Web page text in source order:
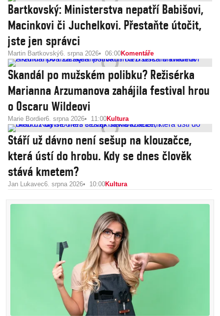
Bartkovský: Ministerstva nepatří Babišovi,
Macinkovi či Juchelkovi. Přestaňte útočit,
jste jen správci
Martin Bartkovský6. srpna 2026 06:00Komentáře
Skandál po mužském polibku? Režisérka
Marianna Arzumanova zahájila festival hrou
o Oscaru Wildeovi
Marie Bordier6. srpna 2026 11:00Kultura
Stáří už dávno není sešup na klouzačce,
která ústí do hrobu. Kdy se dnes člověk
stává kmetem?
Jan Lukavec6. srpna 2026 10:00Kultura